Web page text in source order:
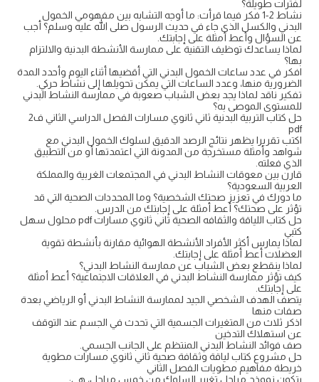
لفترات طويلة؟
نشاط 2-1 فكر فيما قرأت: ما أوجه التشابه بين مفهومي الخمول
البدني والكسل الذي جاء في حديث الرسول صلى الله عليه وسلم؟ أجب
عن السؤال وأعط أمثلة على إجابتك.
لماذا يساعدك توظيف التقنية على ممارسة الأنشطة البدنية والالتزام
بها؟
افكر في عدد ساعات الخمول البدني التي أقضيها أثناء اليوم وأحدد المدة
الضرورية منها، وعدد الساعات التي يمكن تحويلها إلى نشاط حركي.
تفكير ناقد لماذا يجد بعض الشباب صعوبة في ممارسة النشاط البدني
للمستوى الموصى به؟
حل كتاب التربية البدنية ثاني ثانوي مسارات الفصل الدراسي الثاني ف2
pdf
اكتب تقريرا يظهر نتائج الرصد الدقيق لسلوك الخمول البدني مع
شواهد وأمثلة مستخرجة من المدونة التي اعتمدتها أو من التطبيق
الذي فعلته.
قارن بين معوقات النشاط البدني في المجتمعات الغربية والمملكة
العربية السعودية؟
ما دورك في تعزيز صحتك الشخصية؟ وما المحددات الصحية التي قد
تؤثر على صحتك؟ أعط أمثلة على إجابتك من الدرس.
حل كتاب اللياقة والثقافه الصحية ثاني ثانوي مسارات pdf محلول سهل
كتبي
لماذا يمارس أكثر الأفراد الأنشطة الهوائية مقارنة بأنشطة تقوية
العضلات أعط أمثلة على إجابتك.
لماذا ينقطع بعض الشباب عن ممارسة النشاط البدني؟
كيف تؤثر ممارسة النشاط البدني في العلاقات الاجتماعية؟ أعط أمثلة
على إجابتك.
يتصف الهدف الشخصي الجيد لممارسة النشاط البدني أو الرياضي بعدة
صفات منها
اذكر ثلاث من المتغيرات الجسمية التي تحدث في الجسم عند التوقف
عن استهلاك التدخين
صف فوائد النشاط البدني المنتظم على الجانب الجسمي.
حل مشروع كتاب لياقة وثقافة صحية ثاني ثانوي مسارات مطوية
خريطة مفاهيم مطويات الفصل الثاني
يتكون نموذج مراحل تغيير السلوك من خمس مراحل، هي: